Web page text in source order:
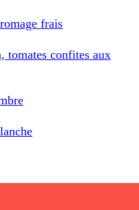
frais
tomates confites aux